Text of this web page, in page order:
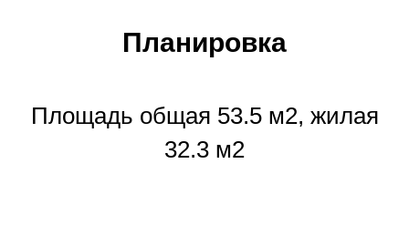
Планировка
Площадь общая 53.5 м2, жилая
32.3 м2